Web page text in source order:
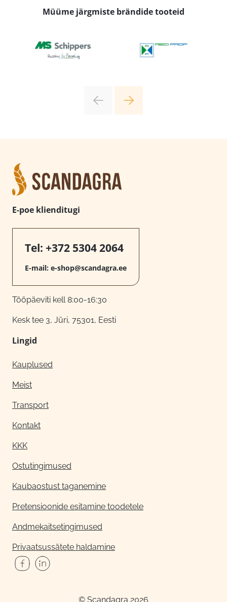
Müüme järgmiste brändide tooteid
E-poe klienditugi
Tel: +372 5304 2064
E-mail: e-shop@scandagra.ee
Tööpäeviti kell 8:00-16:30
Kesk tee 3, Jüri, 75301, Eesti
Lingid
Kauplused
Meist
Transport
Kontakt
KKK
Ostutingimused
Kaubaostust taganemine
Pretensioonide esitamine toodetele
Andmekaitsetingimused
Privaatsussätete haldamine
© Scandagra 2026